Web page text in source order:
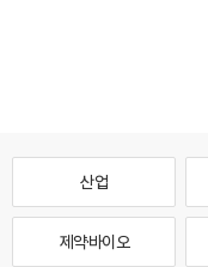
산업
제약·바이오